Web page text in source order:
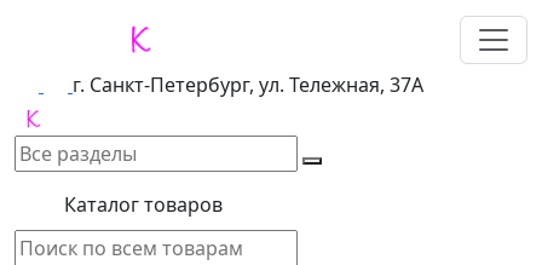
г. Санкт-Петербург, ул. Тележная, 37А
Каталог товаров